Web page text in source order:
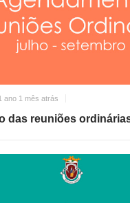
ano 1 mês atrás
das reuniões